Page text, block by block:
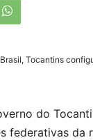
Tocantins
do
federativas da